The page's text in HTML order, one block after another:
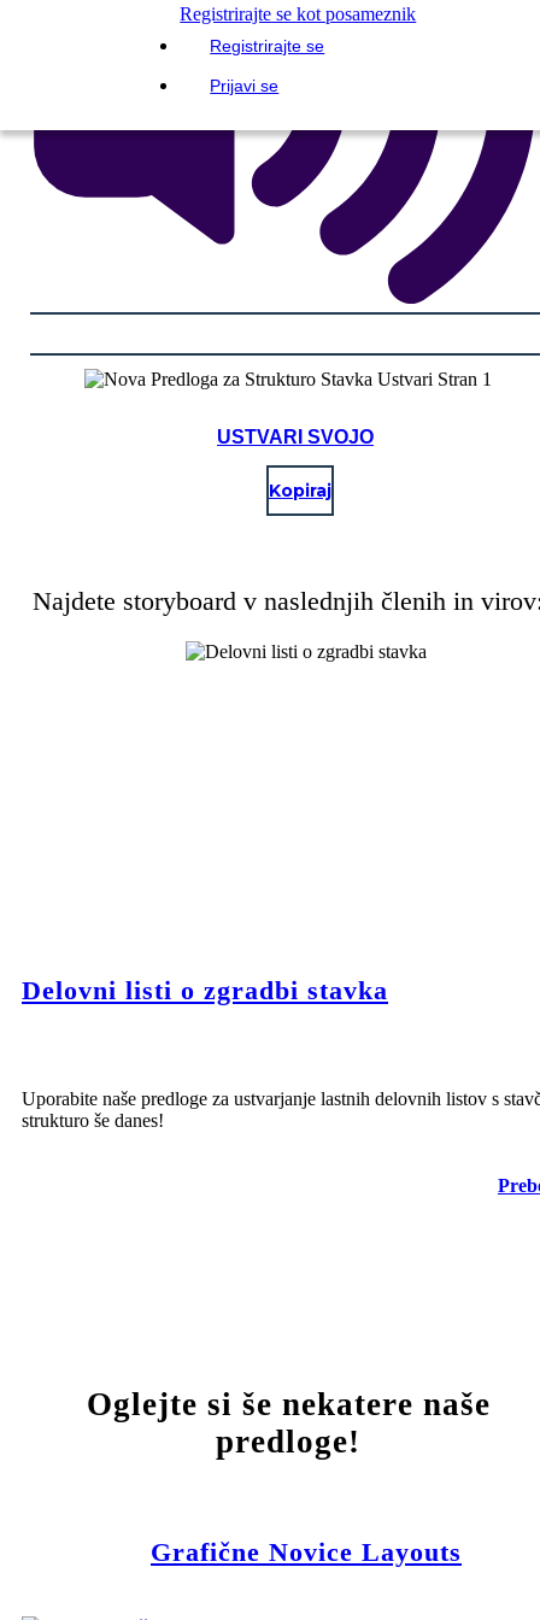
Registrirajte se kot posameznik
Registrirajte se
Prijavi se
USTVARI SVOJO
Kopiraj
Najdete storyboard v naslednjih členih in
Delovni listi o zgradbi stavka
Uporabite naše predloge za ustvarjanje lastnih delovnih listov s
strukturo še danes!
Oglejte si še nekatere naše
predloge!
Grafične Novice Layouts